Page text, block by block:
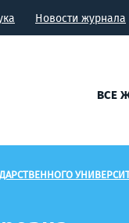
Новости журнала
ВСЕ